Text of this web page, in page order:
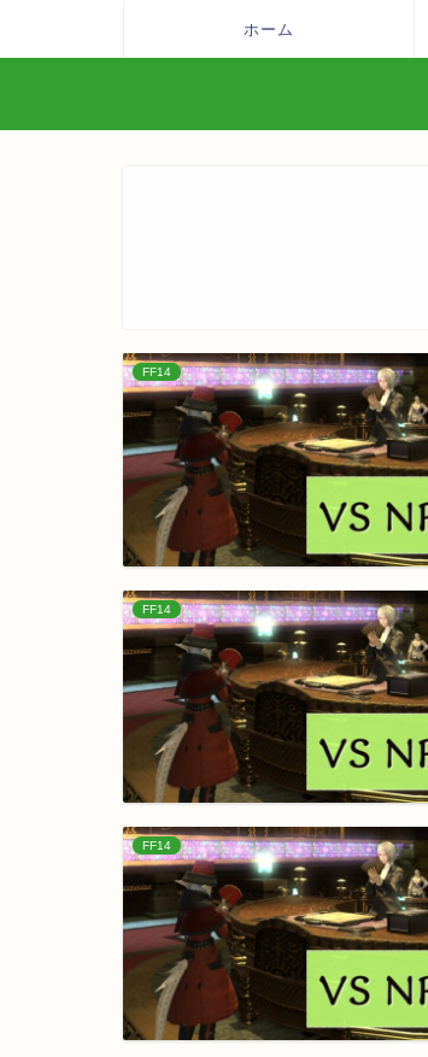
ホーム
FF14
FF14
FF14